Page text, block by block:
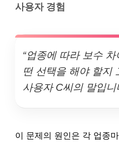
사용자 경험
“업종에 따라 보수
떤 선택을 해야 할지
사용자 C씨의 말입니
이 문제의 원인은 각 업종